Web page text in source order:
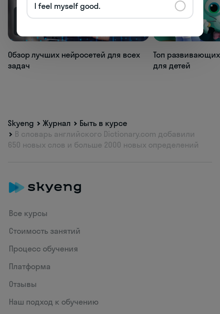
Обзор лучших нейросетей для всех
задач
Топ
для детей
Skyeng Журнал
Быть в курсе
В словарь английского Dictionary.com добавили
650 новых слов и больше 2000 новых определений
Все курсы
Стоимость занятий
Процесс обучения
Платформа
Отзывы
Наш подход к обучению
I feel myself good.